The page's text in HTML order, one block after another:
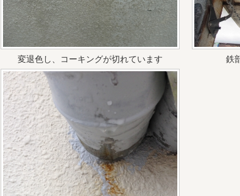
変退色し、コーキングが切れています 鉄